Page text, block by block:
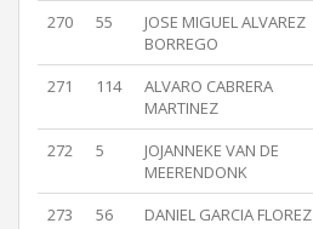
270 55
JOSE MIGUEL ALVAREZ
BORREGO
271 114
ALVARO CABRERA
MARTINEZ
272 5
JOJANNEKE VAN DE
MEERENDONK
273 56 DANIEL GARCIA FLOREZ